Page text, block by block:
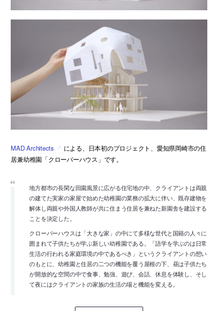
MAD Architects
による、日本初のプロジェクト、愛知県岡崎市の住
居兼幼稚園「クローバーハウス」です。
地方都市の長閑な田園風景に広がる住宅地の中、クライアントは両親
の建てた実家の家屋で始めた幼稚園の業務の拡大に伴い、既存建物を
解体し両親や外国人教師が共に住まう住居を兼ねた新園舎を建設する
ことを決定した。
クローバーハウスは「大きな家」の中にて多様な世代と国籍の人々に
囲まれて子供たちが学ぶ新しい幼稚園である。「語学を学ぶのは日常
生活の行われる家庭環境の中であるべき」というクライアントの想い
のもとに、幼稚園と住居の二つの機能を覆う屋根の下、昼は子供たち
が開放的な空間の中で食事、勉強、遊び、会話、休息を体験し、そし
て夜にはクライアントの家族の生活の場と機能を変える。